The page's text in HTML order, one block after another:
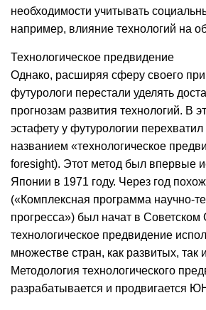
необходимости учитывать
например, влияние технологий на
Технологическое предвидение
Однако, расширяя сферу своего
футурологи перестали уделять
прогнозам развития технологий. В
эстафету у футурологии
названием «технологическое
foresight). Этот метод был впервые
Японии в 1971 году. Через год
(«Комплексная программа научно-
прогресса») был начат в
технологическое предвидение
множестве стран, как развитых,
Методология технологического
разрабатывается и продвигается